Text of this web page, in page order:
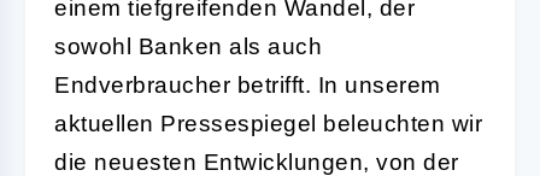
einem tiefgreifenden Wandel, der
sowohl Banken als auch
Endverbraucher betrifft. In unserem
aktuellen Pressespiegel beleuchten wir
die neuesten Entwicklungen, von der